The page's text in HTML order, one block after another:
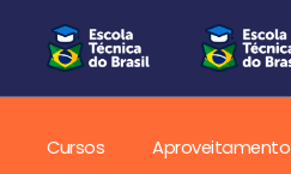
Cursos Aproveitamento